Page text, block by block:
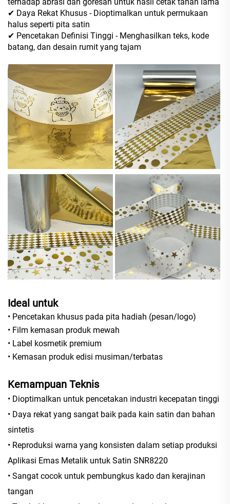
✔ Daya Rekat Khusus - Dioptimalkan untuk permukaan
halus seperti pita satin
✔ Pencetakan Definisi Tinggi - Menghasilkan teks, kode
batang, dan desain rumit yang tajam
Ideal untuk
• Pencetakan khusus pada pita hadiah (pesan/logo)
• Film kemasan produk mewah
• Label kosmetik premium
• Kemasan produk edisi musiman/terbatas
Kemampuan Teknis
• Dioptimalkan untuk pencetakan industri kecepatan tinggi
• Daya rekat yang sangat baik pada kain satin dan bahan
sintetis
• Reproduksi warna yang konsisten dalam setiap produksi
Aplikasi Emas Metalik untuk Satin SNR8220
• Sangat cocok untuk pembungkus kado dan kerajinan
tangan